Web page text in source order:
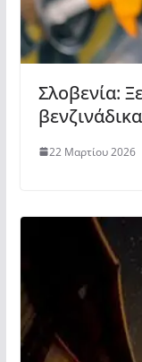
Σλοβενία:
βενζινάδικα
22 Μαρτίου 2026